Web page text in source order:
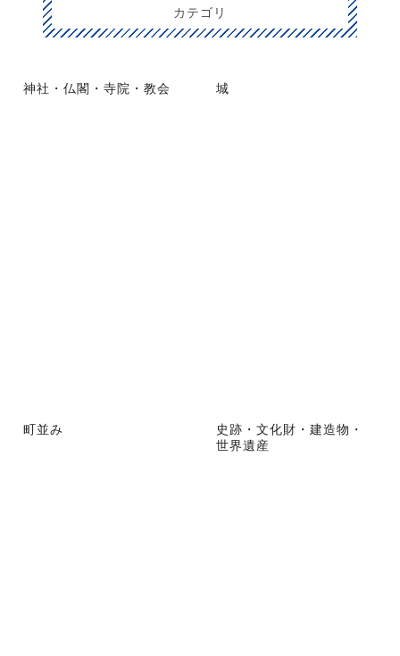
カテゴリ
神社・仏閣・寺院・教会 城
町並み
史跡・文化財・建造物・
世界遺産